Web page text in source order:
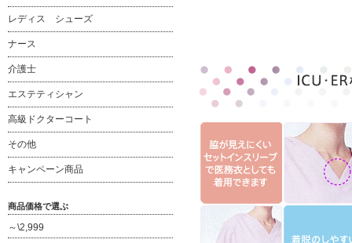
レディス シューズ
ナース
介護士
エステティシャン
高級ドクターコート
その他
キャンペーン商品
商品価格で選ぶ
～\2,999